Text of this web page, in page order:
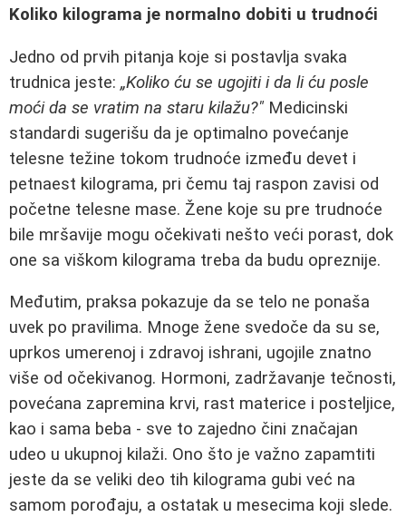
Koliko kilograma je normalno dobiti u trudnoći
Jedno od prvih pitanja koje si postavlja svaka
trudnica jeste: „Koliko ću se ugojiti i da li ću posle
moći da se vratim na staru kilažu?" Medicinski
standardi sugerišu da je optimalno povećanje
telesne težine tokom trudnoće između devet i
petnaest kilograma, pri čemu taj raspon zavisi od
početne telesne mase. Žene koje su pre trudnoće
bile mršavije mogu očekivati nešto veći porast, dok
one sa viškom kilograma treba da budu opreznije.
Međutim, praksa pokazuje da se telo ne ponaša
uvek po pravilima. Mnoge žene svedoče da su se,
uprkos umerenoj i zdravoj ishrani, ugojile znatno
više od očekivanog. Hormoni, zadržavanje tečnosti,
povećana zapremina krvi, rast materice i posteljice,
kao i sama beba - sve to zajedno čini značajan
udeo u ukupnoj kilaži. Ono što je važno zapamtiti
jeste da se veliki deo tih kilograma gubi već na
samom porođaju, a ostatak u mesecima koji slede.